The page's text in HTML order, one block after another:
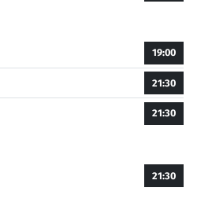
19:00
21:30
21:30
21:30